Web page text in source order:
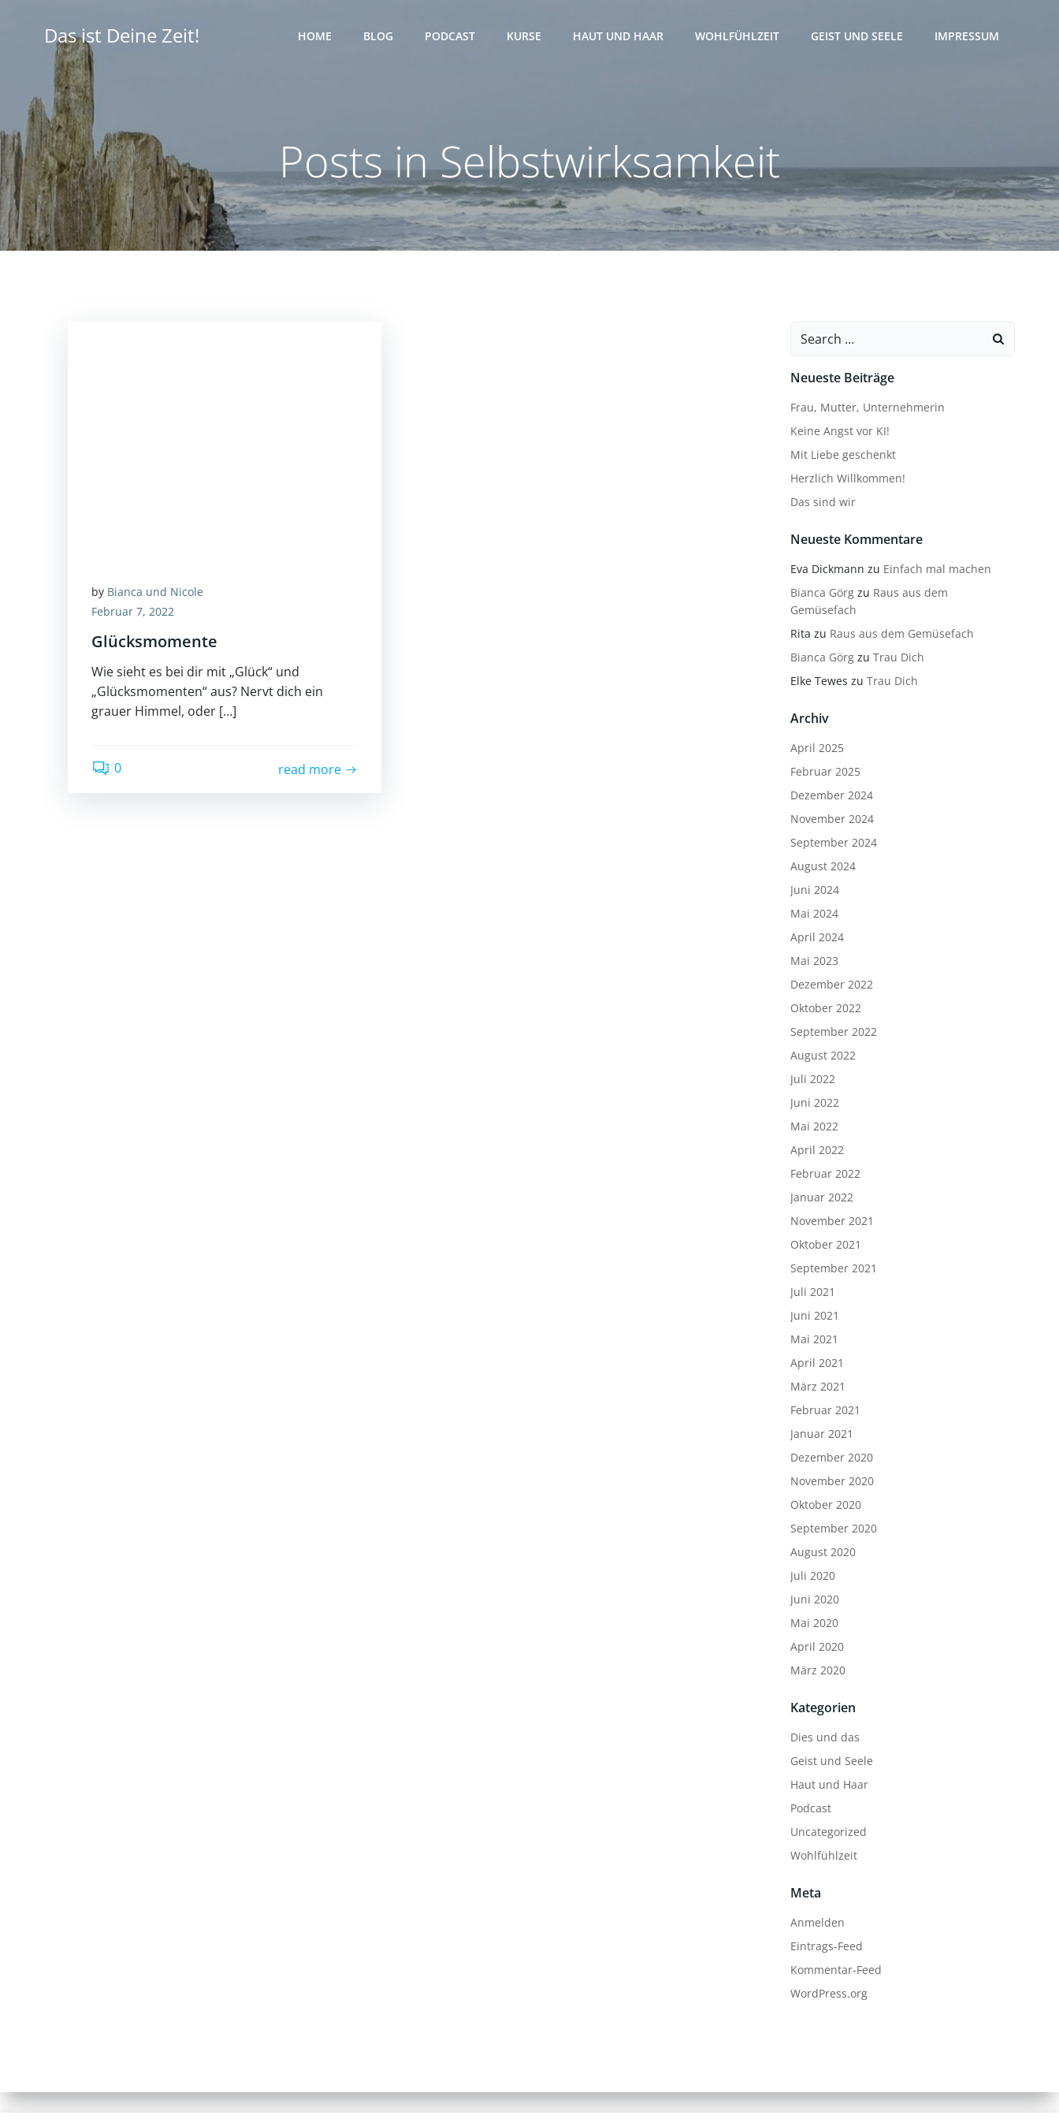
springenDas ist Deine Zeit! HOME BLOG PODCAST KURSE HAUT UND HAAR WOHLFÜHLZEIT GEIST UND SEELE IMPRESSUM
Posts in Selbstwirksamkeit
by Bianca und Nicole
Februar 7, 2022
Glücksmomente
Wie sieht es bei dir mit „Glück“ und
„Glücksmomenten“ aus? Nervt dich ein
grauer Himmel, oder […]
0 read more
Search
Neueste Beiträge
Frau, Mutter, Unternehmerin
Keine Angst vor KI!
Mit Liebe geschenkt
Herzlich Willkommen!
Das sind wir
Neueste Kommentare
Eva Dickmann zu Einfach mal machen
Bianca Görgzu Raus aus dem
Gemüsefach
Rita zu Raus aus dem Gemüsefach
Bianca Görgzu Trau Dich
Elke Tewes zu Trau Dich
Archiv
April 2025
Februar 2025
Dezember 2024
November 2024
September 2024
August 2024
Juni 2024
Mai 2024
April 2024
Mai 2023
Dezember 2022
Oktober 2022
September 2022
August 2022
Juli 2022
Juni 2022
Mai 2022
April 2022
Februar 2022
Januar 2022
November 2021
Oktober 2021
September 2021
Juli 2021
Juni 2021
Mai 2021
April 2021
März 2021
Februar 2021
Januar 2021
Dezember 2020
November 2020
Oktober 2020
September 2020
August 2020
Juli 2020
Juni 2020
Mai 2020
April 2020
März 2020
Kategorien
Dies und das
Geist und Seele
Haut und Haar
Podcast
Uncategorized
Wohlfühlzeit
Meta
Anmelden
Eintrags-Feed
Kommentar-Feed
WordPress.org